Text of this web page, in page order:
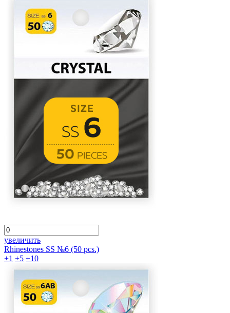
увеличить
Rhinestones SS №6 (50 pcs.)
+1 +5 +10